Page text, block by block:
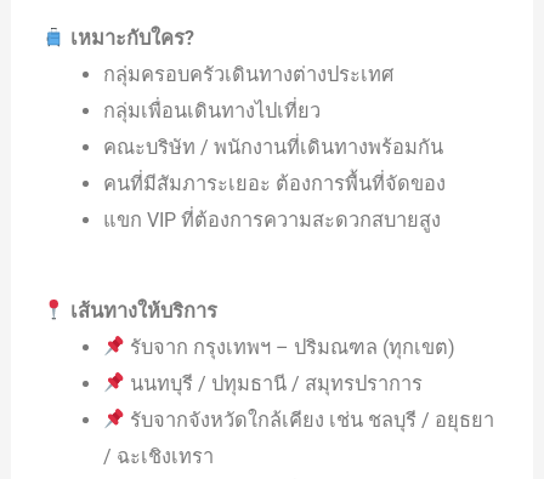
เหมาะกับใคร?
กลุ่มครอบครัวเดินทางต่างประเทศ
กลุ่มเพื่อนเดินทางไปเที่ยว
คณะบริษัท / พนักงานที่เดินทางพร้อมกัน
คนที่มีสัมภาระเยอะ ต้องการพื้นที่จัดของ
แขก VIP ที่ต้องการความสะดวกสบายสูง
เส้นทางให้บริการ
รับจาก กรุงเทพฯ – ปริมณฑล (ทุกเขต)
นนทบุรี / ปทุมธานี / สมุทรปราการ
รับจากจังหวัดใกล้เคียง เช่น ชลบุรี / อยุธยา
/ ฉะเชิงเทรา